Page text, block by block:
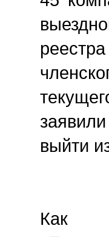
выйти
Как